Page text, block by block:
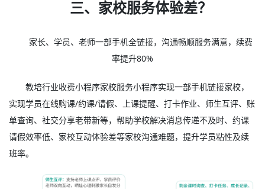
三、家校服务体验差？
家长、学员、老师一部手机全链接，沟通畅顺服务满意，续费
率提升80%
教培行业收费小程序家校服务小程序实现一部手机链接家校，
实现学员在线购课/约课/请假、上课提醒、打卡作业、师生互评、账
单查询、社交分享老带新等，帮助学校解决消息传递不及时、约课
请假效率低、家校互动体验差等家校沟通难题，提升学员粘性及续
班率。